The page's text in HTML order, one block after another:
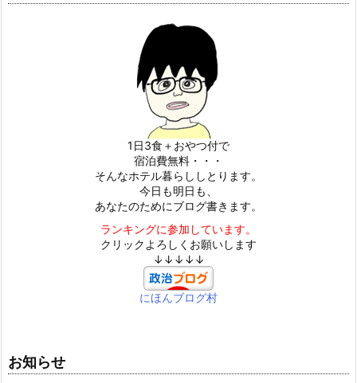
1日3食＋おやつ付で
宿泊費無料・・・
そんなホテル暮らししとります。
今日も明日も、
あなたのためにブログ書きます。
ランキングに参加しています。
クリックよろしくお願いします
↓↓↓↓↓
にほんブログ村
お知らせ